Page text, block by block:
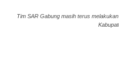
Tim SAR Gabung masih terus